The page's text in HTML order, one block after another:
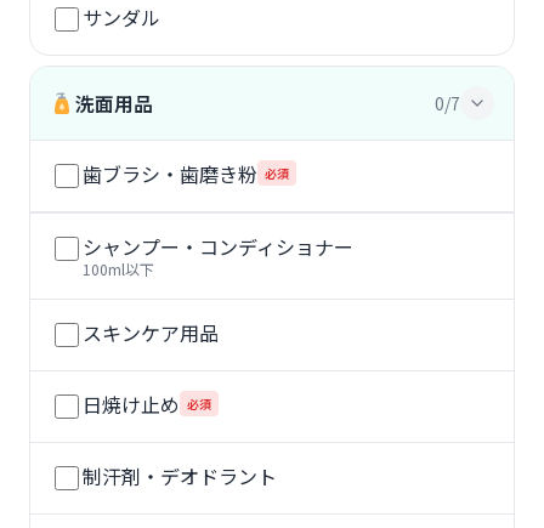
サンダル
洗面用品 0/7
歯ブラシ・歯磨き粉 必須
シャンプー・コンディショナー
100ml以下
スキンケア用品
日焼け止め 必須
制汗剤・デオドラント